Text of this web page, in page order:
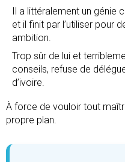
Il a littéralement un génie
et il finit par l’utiliser pour
ambition.
Trop sûr de lui et
conseils, refuse de
d’ivoire.
À force de vouloir tout
propre plan.